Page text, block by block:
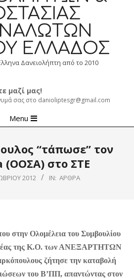
ΕΛΛΆΔΟΣ
Δανειολήπτη από το 2010
μαζί μας!
σας στο danioliptesgr@gmail.com
Menu
“τάπωσε” τον
(ΟΟΣΑ) στο ΣΤΕ
2012 IN: ΆΡΘΡΑ
στην Ολομέλεια του Συμβουλίου
της Κ.Ο. των ΑΝΕΞΑΡΤΗΤΩΝ
ζήτησε την καταβολή
του Β’ΠΠ, απαντώντας στον